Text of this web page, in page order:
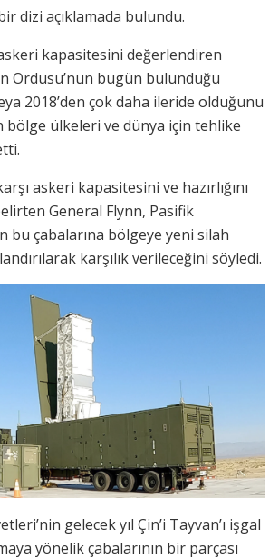
dizi açıklamada bulundu.
kapasitesini değerlendiren
Ordusu’nun bugün bulunduğu
2018’den çok daha ileride olduğunu
bölge ülkeleri ve dünya için tehlike
askeri kapasitesini ve hazırlığını
General Flynn, Pasifik
bu çabalarına bölgeye yeni silah
karşılık verileceğini söyledi.
gelecek yıl Çin’i Tayvan’ı işgal
yönelik çabalarının bir parçası